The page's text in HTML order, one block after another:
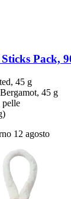
Pack,
45 g
45 g
12 agosto